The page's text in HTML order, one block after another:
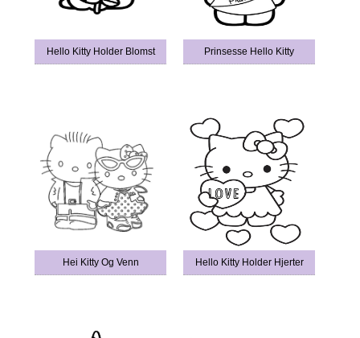
Hello Kitty Holder Blomst Prinsesse Hello Kitty
Hei Kitty Og Venn Hello Kitty Holder Hjerter